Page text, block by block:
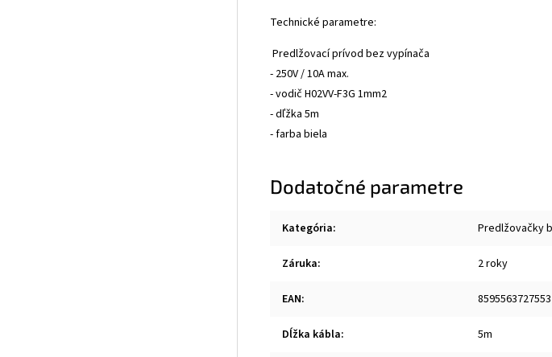
Technické parametre:
Predlžovací prívod bez vypínača
- 250V / 10A max.
- vodič H02VV-F3G 1mm2
- dľžka 5m
- farba biela
Dodatočné parametre
Kategória: Predlžovačky
Záruka: 2 roky
EAN: 8595563727553
Dĺžka kábla: 5m